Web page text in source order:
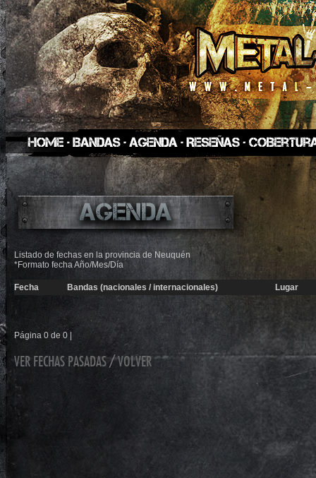
Listado de fechas en la provincia de Neuquén
*Formato fecha Año/Mes/Día
Fecha Bandas (nacionales / internacionales) Lugar
Página 0 de 0 |
VER FECHAS PASADAS/VOLVER